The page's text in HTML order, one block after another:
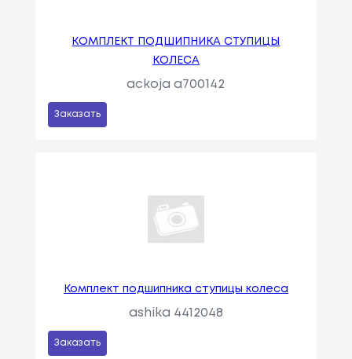
КОМПЛЕКТ ПОДШИПНИКА СТУПИЦЫ
КОЛЕСА
ackoja a700142
Заказать
Комплект подшипника ступицы колеса
ashika 4412048
Заказать